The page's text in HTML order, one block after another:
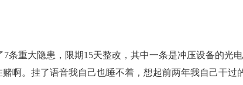
重大隐患，限期15天整改，其中一条是冲压设备的光
啊。挂了语音我自己也睡不着，想起前两年我自己干过